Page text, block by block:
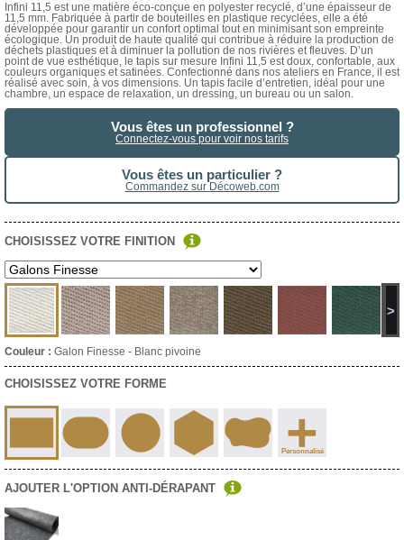
Infini 11,5 est une matière éco-conçue en polyester recyclé, d’une épaisseur de
11,5 mm. Fabriquée à partir de bouteilles en plastique recyclées, elle a été
développée pour garantir un confort optimal tout en minimisant son empreinte
écologique. Un produit de haute qualité qui contribue à réduire la production de
déchets plastiques et à diminuer la pollution de nos rivières et fleuves. D’un
point de vue esthétique, le tapis sur mesure Infini 11,5 est doux, confortable, aux
couleurs organiques et satinées. Confectionné dans nos ateliers en France, il est
réalisé avec soin, à vos dimensions. Un tapis facile d’entretien, idéal pour une
chambre, un espace de relaxation, un dressing, un bureau ou un salon.
Vous êtes un professionnel ?
Connectez-vous pour voir nos tarifs
Vous êtes un particulier ?
Commandez sur Décoweb.com
CHOISISSEZ VOTRE FINITION
>
Couleur : Galon Finesse - Blanc pivoine
CHOISISSEZ VOTRE FORME
+
Personnalisé
AJOUTER L'OPTION ANTI-DÉRAPANT